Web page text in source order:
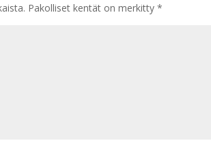
Pakolliset kentät on merkitty*